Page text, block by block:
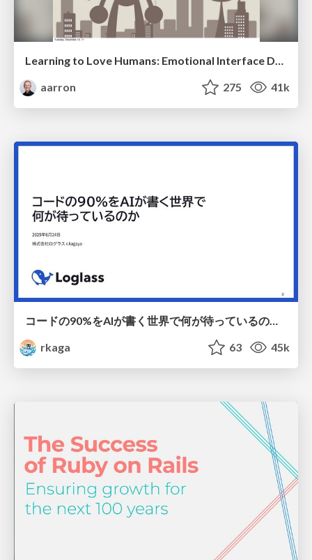
Learning to Love Humans: Emotional Interface Design
aarron
275 41k
rkaga
63 45k